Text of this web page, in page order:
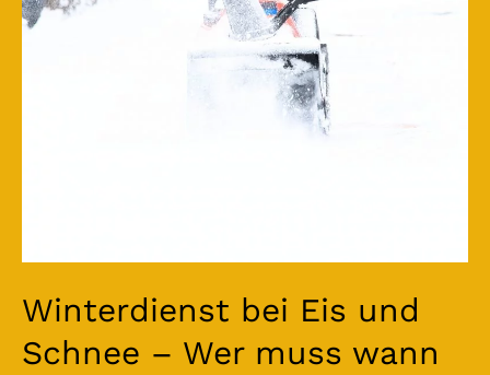
Winterdienst bei Eis und
Schnee – Wer muss wann
Schnee
–